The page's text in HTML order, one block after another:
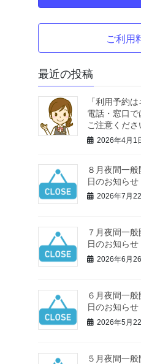
ご利用
最近の投稿
「利用予約
電話・窓口
ご注意
2026年4月1
８月夜間一般
日のお知らせ
2026年7月
７月夜間一般
日のお知らせ
2026年6月
６月夜間一般
日のお知らせ
2026年5月
５月夜間一般